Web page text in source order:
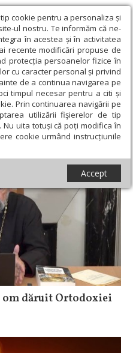
cookie pentru a personaliza și
ul nostru. Te informăm că ne-
în acestea și în activitatea
recente modificări propuse de
protecția persoanelor fizice în
cu caracter personal și privind
de a continua navigarea pe
timpul necesar pentru a citi și
Prin continuarea navigării pe
utilizării fişierelor de tip
uita totuși că poți modifica în
cookie urmând instrucțiunile
Accept
› In memoriam
om dăruit Ortodoxiei